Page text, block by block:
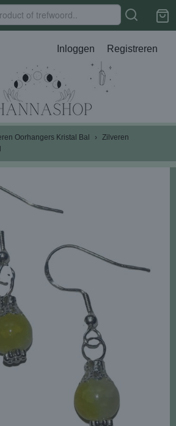
Inloggen Registreren
Oorhangers Kristal Bal › Zilveren